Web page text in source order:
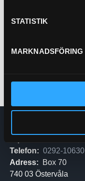
STATISTIK
MARKNADSFÖRING
Telefon: 0292-10630
Adress:
Box 70
740 03 Östervåla